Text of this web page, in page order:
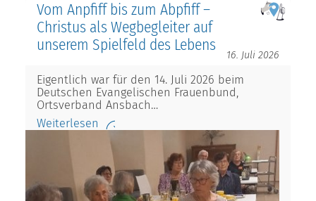
Vom Anpfiff bis zum Abpfiff –
Christus als Wegbegleiter auf
unserem Spielfeld des Lebens
16. Juli 2026
Eigentlich war für den 14. Juli 2026 beim
Deutschen Evangelischen Frauenbund,
Ortsverband Ansbach…
Weiterlesen